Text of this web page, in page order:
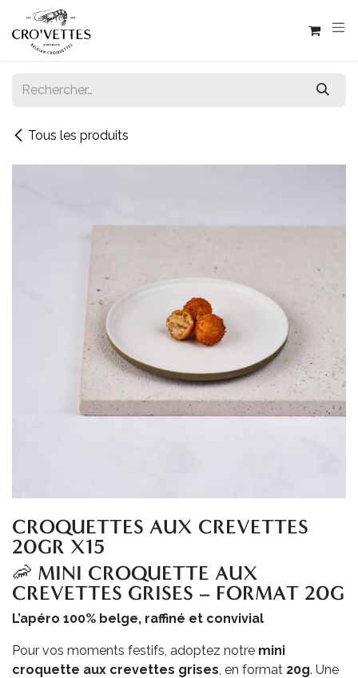
SE RENDRE AU CONTENU
Tous les produits
CROQUETTES AUX CREVETTES
20GR X15
🦐 MINI CROQUETTE AUX
CREVETTES GRISES – FORMAT 20G
L’apéro 100% belge, raffiné et convivial
Pour vos moments festifs, adoptez notre mini
croquette aux crevettes grises, en format 20g. Une